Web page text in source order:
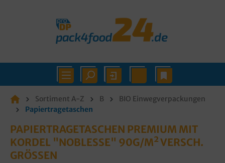
Sortiment A-Z B
BIO Einwegverpackungen
Papiertragetaschen
PAPIERTRAGETASCHEN PREMIUM MIT
KORDEL "NOBLESSE" 90G/M² VERSCH.
GRÖSSEN